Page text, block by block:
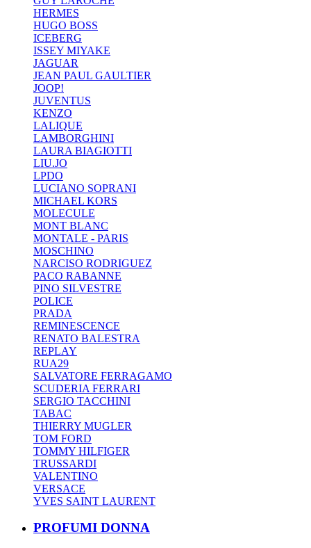
HERMES
HUGO BOSS
ICEBERG
ISSEY MIYAKE
JAGUAR
JEAN PAUL GAULTIER
JOOP!
JUVENTUS
KENZO
LALIQUE
LAMBORGHINI
LAURA BIAGIOTTI
LIU.JO
LPDO
LUCIANO SOPRANI
MICHAEL KORS
MOLECULE
MONT BLANC
MONTALE - PARIS
MOSCHINO
NARCISO RODRIGUEZ
PACO RABANNE
PINO SILVESTRE
POLICE
PRADA
REMINESCENCE
RENATO BALESTRA
REPLAY
RUA29
SALVATORE FERRAGAMO
SCUDERIA FERRARI
SERGIO TACCHINI
TABAC
THIERRY MUGLER
TOM FORD
TOMMY HILFIGER
TRUSSARDI
VALENTINO
VERSACE
YVES SAINT LAURENT
PROFUMI DONNA